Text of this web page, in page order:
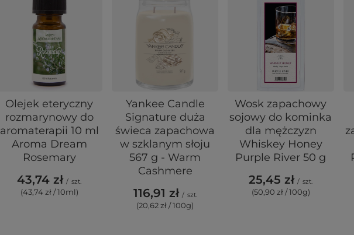
Olejek eteryczny
rozmarynowy do
aromaterapii 10 ml
Aroma Dream
Rosemary
43,74 zł / szt.
(43,74 zł / 10ml)
Yankee Candle
Signature duża
świeca zapachowa
w szklanym słoju
567 g - Warm
Cashmere
116,91 zł / szt.
(20,62 zł / 100g)
Wosk zapachowy
sojowy do kominka
dla mężczyzn
Whiskey Honey
Purple River 50 g
25,45 zł / szt.
(50,90 zł / 100g)